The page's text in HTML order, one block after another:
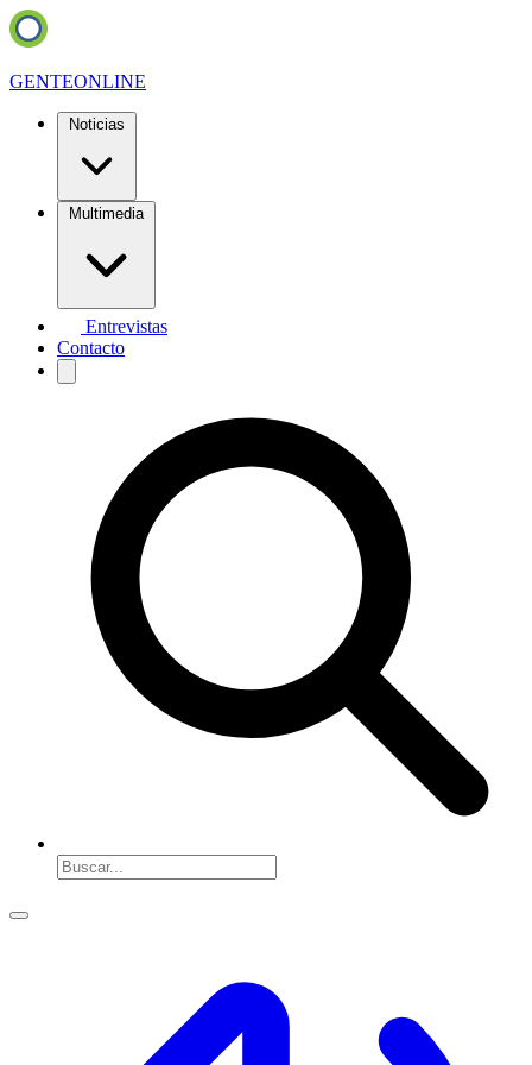
GENTEONLINE
Noticias
Multimedia
Entrevistas
Contacto